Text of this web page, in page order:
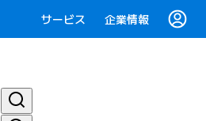
サービス 企業情報